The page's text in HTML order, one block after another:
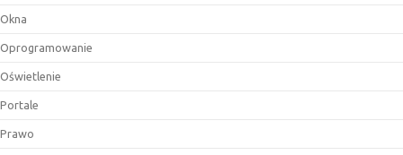
Okna
Oprogramowanie
Oświetlenie
Portale
Prawo